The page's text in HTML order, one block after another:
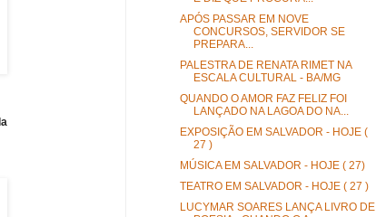
APÓS PASSAR EM NOVE
CONCURSOS, SERVIDOR SE
PREPARA...
PALESTRA DE RENATA RIMET NA
ESCALA CULTURAL - BA/MG
QUANDO O AMOR FAZ FELIZ FOI
LANÇADO NA LAGOA DO NA...
EXPOSIÇÃO EM SALVADOR - HOJE (
27 )
MÚSICA EM SALVADOR - HOJE ( 27)
TEATRO EM SALVADOR - HOJE ( 27 )
LUCYMAR SOARES LANÇA LIVRO DE